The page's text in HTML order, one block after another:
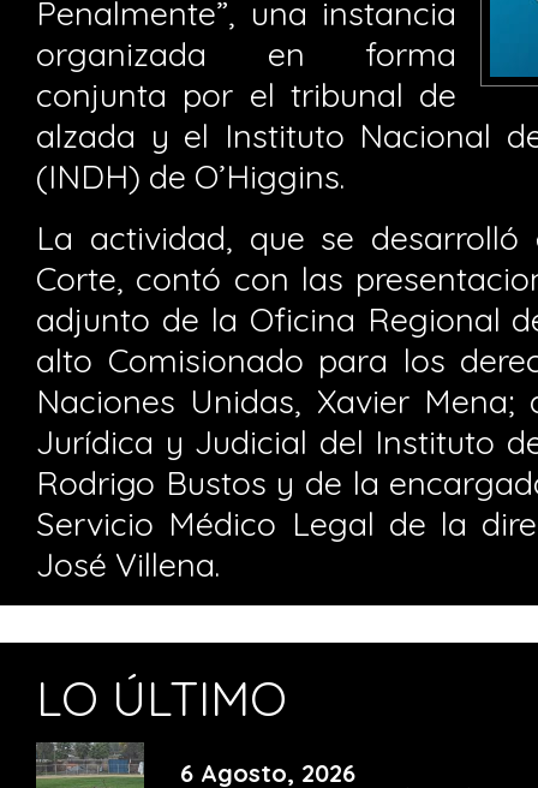
Penalmente”, una instancia
organizada en forma
conjunta por el tribunal de
alzada y el Instituto Nacional
(INDH) de O’Higgins.
La actividad, que se
Corte, contó con las
adjunto de la Oficina Regional
alto Comisionado para los
Naciones Unidas, Xavier
Jurídica y Judicial del Instituto
Rodrigo Bustos y de la
Servicio Médico Legal de la
José Villena.
LO ÚLTIMO
6 Agosto, 2026